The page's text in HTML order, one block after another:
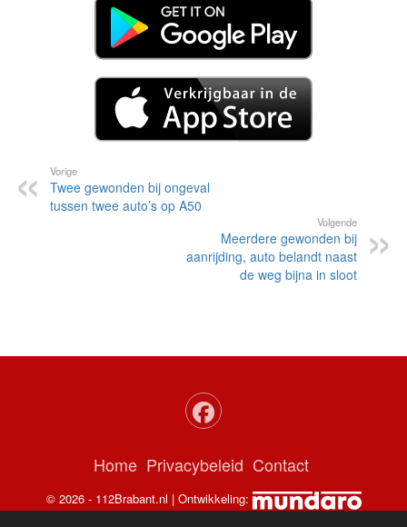
Vorige
Twee gewonden bij ongeval
tussen twee auto’s op A50
Volgende
Meerdere gewonden bij
aanrijding, auto belandt naast
de weg bijna in sloot
Home Privacybeleid Contact
© 2026 - 112Brabant.nl | Ontwikkeling: